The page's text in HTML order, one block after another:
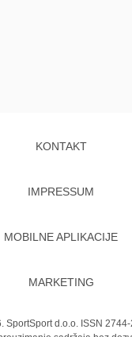
KONTAKT
IMPRESSUM
MOBILNE APLIKACIJE
MARKETING
SportSport d.o.o. ISSN